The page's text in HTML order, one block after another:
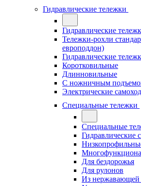
Гидравлические тележки
Гидравлические
Тележки-рохли
европоддон)
Гидравлические
Коротковильные
Длинновильные
С ножничным
Электрические
Специальные тележки
Специальные
Гидравлические
Для бездорожья
Для рулонов
Из нержавающей